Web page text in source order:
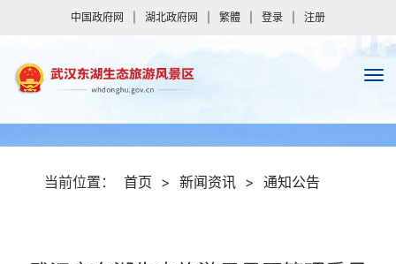
中国政府网 湖北政府网 繁體 登录 注册
当前位置： 首页 > 新闻资讯 > 通知公告